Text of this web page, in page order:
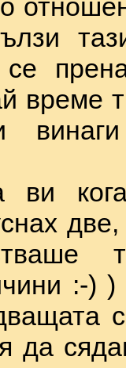
време
ви
:-)
да